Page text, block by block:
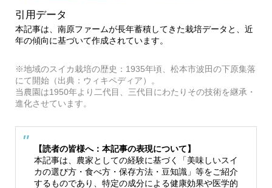
引用データ
本記事は、南原ファームが長年蓄積してきた栽培データと、近
年の傾向に基づいて作成されています。
※地域のスイカ栽培の歴史：1935年頃、松本市波田の下原集落
にて開始（出典：ウィキペディア）。
当農園は1950年より二代目、三代目にわたりその技術を継承・
進化させています。
【読者の皆様へ：本記事の表現について】
本記事は、農家としての経験に基づく「美味しいスイ
カの選び方・食べ方・保存方法・豆知識」等をご紹介
するものであり、特定の成分による健康効果や医学的